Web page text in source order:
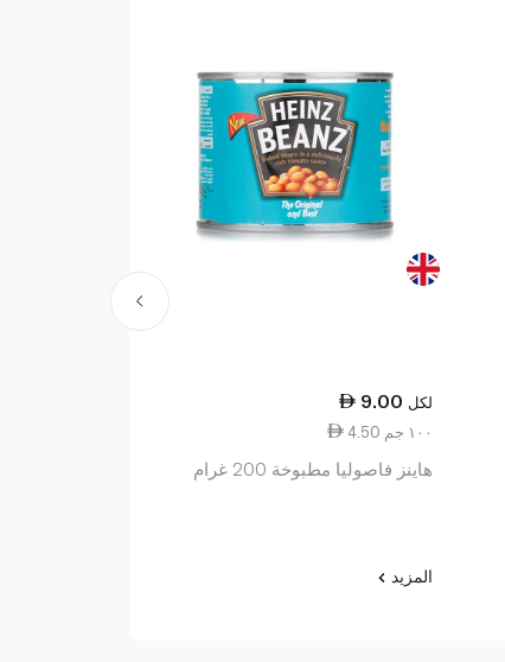
9.00 لكل
4.50 ١٠٠ جم
هاينز فاصوليا مطبوخة 200 غرام
المزيد